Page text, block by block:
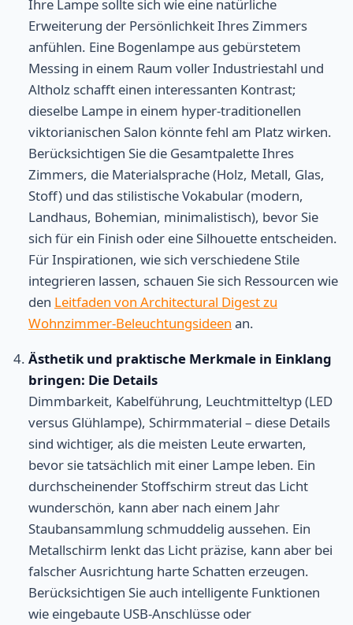
Ihre Lampe sollte sich wie eine natürliche
Erweiterung der Persönlichkeit Ihres Zimmers
anfühlen. Eine Bogenlampe aus gebürstetem
Messing in einem Raum voller Industriestahl und
Altholz schafft einen interessanten Kontrast;
dieselbe Lampe in einem hyper-traditionellen
viktorianischen Salon könnte fehl am Platz wirken.
Berücksichtigen Sie die Gesamtpalette Ihres
Zimmers, die Materialsprache (Holz, Metall, Glas,
Stoff) und das stilistische Vokabular (modern,
Landhaus, Bohemian, minimalistisch), bevor Sie
sich für ein Finish oder eine Silhouette entscheiden.
Für Inspirationen, wie sich verschiedene Stile
integrieren lassen, schauen Sie sich Ressourcen wie
den Leitfaden von Architectural Digest zu
Wohnzimmer-Beleuchtungsideen an.
Ästhetik und praktische Merkmale in Einklang
bringen: Die Details
Dimmbarkeit, Kabelführung, Leuchtmitteltyp (LED
versus Glühlampe), Schirmmaterial – diese Details
sind wichtiger, als die meisten Leute erwarten,
bevor sie tatsächlich mit einer Lampe leben. Ein
durchscheinender Stoffschirm streut das Licht
wunderschön, kann aber nach einem Jahr
Staubansammlung schmuddelig aussehen. Ein
Metallschirm lenkt das Licht präzise, kann aber bei
falscher Ausrichtung harte Schatten erzeugen.
Berücksichtigen Sie auch intelligente Funktionen
wie eingebaute USB-Anschlüsse oder